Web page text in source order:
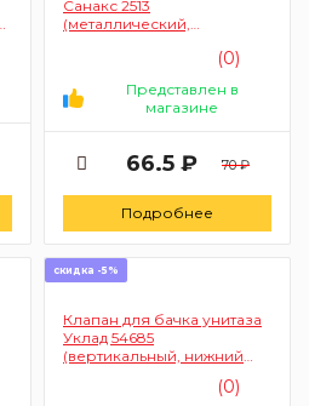
Санакс 2513
(металлический,
(0)
Представлен в
магазине
66.5 ₽ 70 ₽
Подробнее
скидка -5%
Клапан для бачка унитаза
Уклад 54685
(вертикальный, нижний
(0)